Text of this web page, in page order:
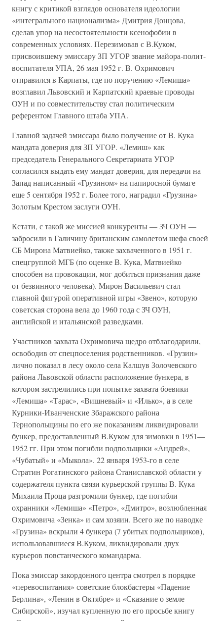
книгу с критикой взглядов основателя идеологии
«интегрального национализма» Дмитрия Донцова,
сделав упор на несостоятельности ксенофобии в
современных условиях. Перезимовав с В.Куком,
присвоившему эмиссару ЗП УГОР звание майора-полит-
воспитателя УПА, 26 мая 1952 г. В. Охримович
отправился в Карпаты, где по поручению «Лемиша»
возглавил Львовский и Карпатский краевые проводы
ОУН и по совместительству стал политическим
референтом Главного штаба УПА.
Главной задачей эмиссара было получение от В. Кука
мандата доверия для ЗП УГОР. «Лемиш» как
председатель Генерального Секретариата УГОР
согласился выдать ему мандат доверия, для передачи на
Запад написанный «Грузином» на папиросной бумаге
еще 5 сентября 1952 г. Более того, наградил «Грузина»
Золотым Крестом заслуги ОУН.
Кстати, с такой же миссией конкуренты — ЗЧ ОУН —
забросили в Галичину британским самолетом шефа своей
СБ Мирона Матвиейко, также захваченного в 1951 г.
спецгруппой МГБ (по оценке В. Кука, Матвиейко
способен на провокации, мог добиться признания даже
от безвинного человека). Мирон Васильевич стал
главной фигурой оперативной игры «Звено», которую
советская сторона вела до 1960 года с ЗЧ ОУН,
английской и итальянской разведками.
Участников захвата Охримовича щедро отблагодарили,
освободив от спецпоселения родственников. «Грузин»
лично показал в лесу около села Калшув Золочевского
района Львовской области расположение бункера, в
котором застрелились при попытке захвата боевики
«Лемиша» «Тарас», «Вишневый» и «Илько», а в селе
Курники-Иванченские Збаражского района
Тернопольщины по его же показаниям ликвидировали
бункер, предоставленный В.Куком для зимовки в 1951—
1952 гг. При этом погибли подпольщики «Андрей»,
«Чубатый» и «Мыкола». 22 января 1953-го в селе
Стратин Рогатинского района Станиславской области у
содержателя пункта связи курьерской группы В. Кука
Михаила Проца разгромили бункер, где погибли
охранники «Лемиша» «Петро», «Дмитро», возлюбленная
Охримовича «Зенка» и сам хозяин. Всего же по наводке
«Грузина» вскрыли 4 бункера (7 убитых подпольщиков),
использовавшиеся В.Куком, ликвидировали двух
курьеров повстанческого командарма.
Пока эмиссар закордонного центра смотрел в порядке
«перевоспитания» советские блокбастеры «Падение
Берлина», «Ленин в Октябре» и «Сказание о земле
Сибирской», изучал купленную по его просьбе книгу